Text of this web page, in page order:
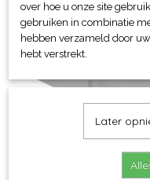
over hoe u onze site
gebruiken in combinatie
hebben verzameld door
hebt verstrekt.
Later